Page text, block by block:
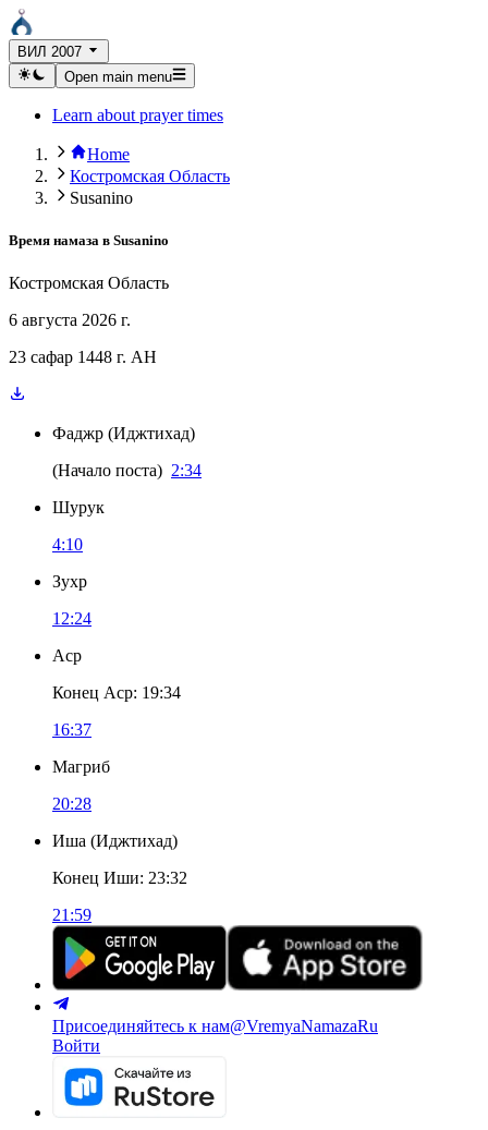
ВИЛ 2007
Open main menu
Learn about prayer times
Home
Костромская Область
Susanino
Время намаза в Susanino
Костромская Область
6 августа 2026 г.
23 сафар 1448 г. AH
Фаджр (Иджтихад)
(Начало поста) 2:34
Шурук
4:10
Зухр
12:24
Аср
Конец Аср: 19:34
16:37
Магриб
20:28
Иша (Иджтихад)
Конец Иши: 23:32
21:59
Присоединяйтесь к нам@VremyaNamazaRu
Войти